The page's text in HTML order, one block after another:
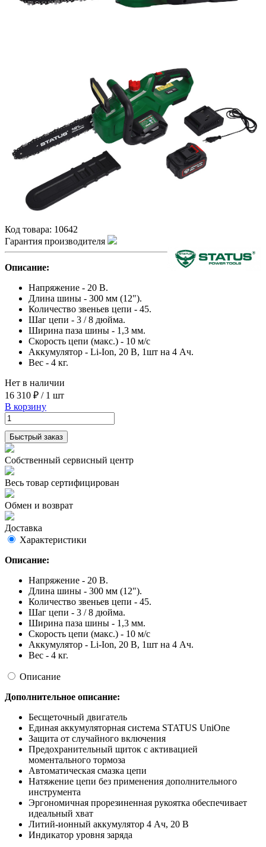
Код товара: 10642
Гарантия производителя
Описание:
Напряжение - 20 В.
Длина шины - 300 мм (12").
Количество звеньев цепи - 45.
Шаг цепи - 3 / 8 дюйма.
Ширина паза шины - 1,3 мм.
Скорость цепи (макс.) - 10 м/с
Аккумулятор - Li-Ion, 20 В, 1шт на 4 Ач.
Вес - 4 кг.
Нет в наличии
16 310 ₽ / 1 шт
В корзину
Быстрый заказ
Собственный сервисный центр
Весь товар сертифицирован
Обмен и возврат
Доставка
Характеристики
Описание:
Напряжение - 20 В.
Длина шины - 300 мм (12").
Количество звеньев цепи - 45.
Шаг цепи - 3 / 8 дюйма.
Ширина паза шины - 1,3 мм.
Скорость цепи (макс.) - 10 м/с
Аккумулятор - Li-Ion, 20 В, 1шт на 4 Ач.
Вес - 4 кг.
Описание
Дополнительное описание:
Бесщеточный двигатель
Единая аккумуляторная система STATUS UniOne
Защита от случайного включения
Предохранительный щиток с активацией
моментального тормоза
Автоматическая смазка цепи
Натяжение цепи без применения дополнительного
инструмента
Эргономичная прорезиненная рукоятка обеспечивает
идеальный хват
Литий-ионный аккумулятор 4 Ач, 20 В
Индикатор уровня заряда